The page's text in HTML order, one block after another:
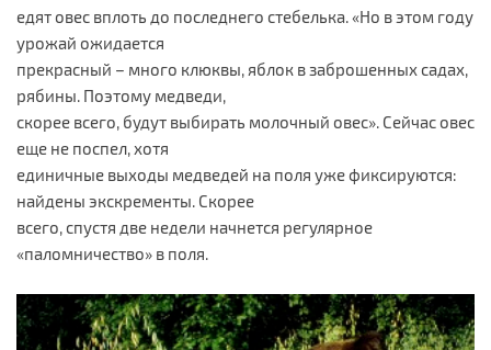
едят овес вплоть до последнего стебелька. «Но в этом году
урожай ожидается
прекрасный – много клюквы, яблок в заброшенных садах,
рябины. Поэтому медведи,
скорее всего, будут выбирать молочный овес». Сейчас овес
еще не поспел, хотя
единичные выходы медведей на поля уже фиксируются:
найдены экскременты. Скорее
всего, спустя две недели начнется регулярное
«паломничество» в поля.